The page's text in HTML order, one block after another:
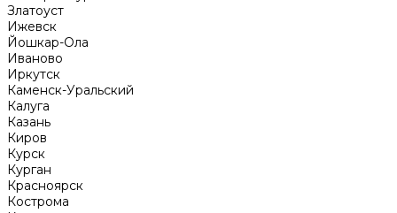
Златоуст
Ижевск
Йошкар-Ола
Иваново
Иркутск
Каменск-Уральский
Калуга
Казань
Киров
Курск
Курган
Красноярск
Кострома